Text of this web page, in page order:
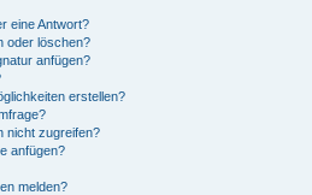
eine Antwort?
oder löschen?
anfügen?
erstellen?
nicht zugreifen?
anfügen?
melden?